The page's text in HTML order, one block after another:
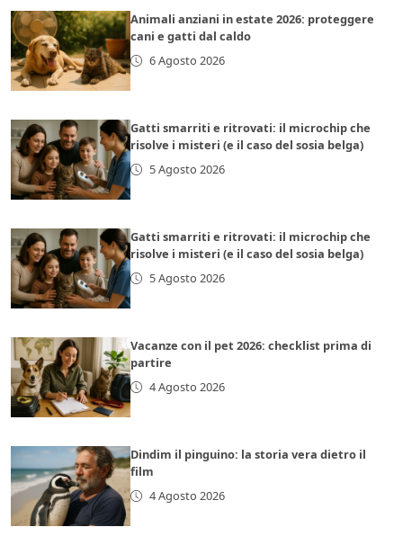
Animali anziani in estate 2026: proteggere
cani e gatti dal caldo
6 Agosto 2026
Gatti smarriti e ritrovati: il microchip che
risolve i misteri (e il caso del sosia belga)
5 Agosto 2026
Gatti smarriti e ritrovati: il microchip che
risolve i misteri (e il caso del sosia belga)
5 Agosto 2026
Vacanze con il pet 2026: checklist prima di
partire
4 Agosto 2026
Dindim il pinguino: la storia vera dietro il
film
4 Agosto 2026